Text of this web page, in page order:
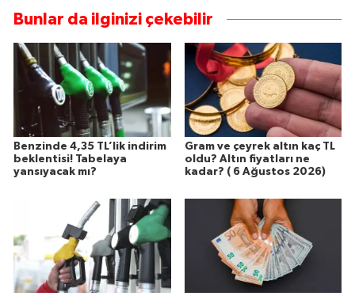
Bunlar da ilginizi çekebilir
Benzinde 4,35 TL’lik indirim
beklentisi! Tabelaya
yansıyacak mı?
Gram ve çeyrek altın kaç TL
oldu? Altın fiyatları ne
kadar? ( 6 Ağustos 2026)